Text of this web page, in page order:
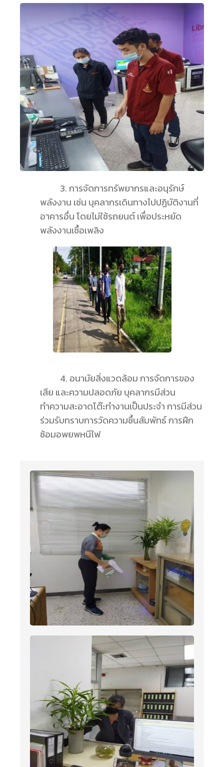
3. การจัดการทรัพยากรและอนุรักษ์
พลังงาน เช่น บุคลากรเดินทางไปปฏิบัติงานที่
อาคารอื่น โดยไม่ใช้รถยนต์ เพื่อประหยัด
พลังงานเชื้อเพลิง
4. อนามัยสิ่งแวดล้อม การจัดการของ
เสีย และความปลอดภัย บุคลากรมีส่วน
ทำความสะอาดโต๊ะทำงานเป็นประจำ การมีส่วน
ร่วมรับทราบการวัดความชื้นสัมพัทธ์ การฝึก
ซ้อมอพยพหนีไฟ